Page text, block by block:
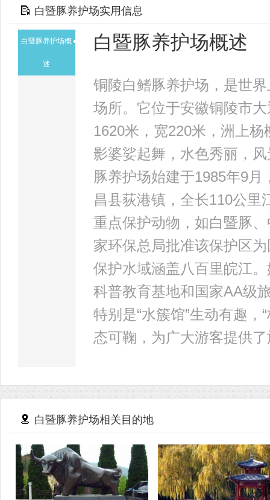
白暨豚养护场实用信息
白暨豚养护场概
述
白暨豚养护场概述
铜陵白鳍豚养护场，是世
场所。它位于安徽铜陵市
1620米，宽220米，洲上
影婆娑起舞，水色秀丽，
豚养护场始建于1985年9
昌县荻港镇，全长110公里
重点保护动物，如白暨豚
家环保总局批准该保护区
保护水域涵盖八百里皖江
科普教育基地和国家AA级
特别是“水簇馆”生动有趣，
态可鞠，为广大游客提供
白暨豚养护场相关目的地